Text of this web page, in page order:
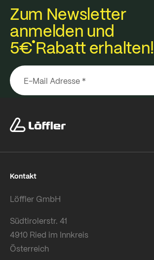
Zum Newsletter
anmelden und
5€Rabatt erhalten!
Kontakt
Löffler GmbH
Südtirolerstr. 41
4910 Ried im Innkreis
Österreich